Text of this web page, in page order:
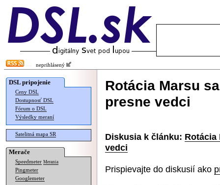
neprihlásený
DSL pripojenie
Ceny DSL
Dostupnosť DSL
Fórum o DSL
Výsledky meraní
Satelitná mapa SR
Merače
Speedmeter Merania
Pingmeter
Googlemeter
Rotácia Marsu
presne vedci
Diskusia k článku: Rotácia
vedci
Prispievajte do diskusií ako